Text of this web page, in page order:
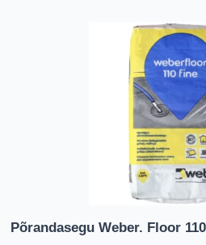
Põrandasegu Weber. Floor